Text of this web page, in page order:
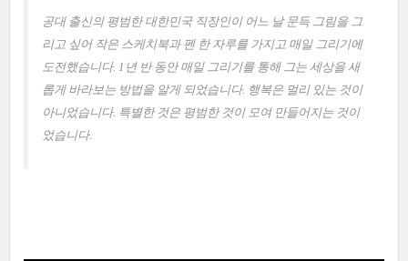
공대 출신의 평범한 대한민국 직장인이 어느 날 문득 그림을 그
리고 싶어 작은 스케치북과 펜 한 자루를 가지고 매일 그리기에
도전했습니다. 1년 반 동안 매일 그리기를 통해 그는 세상을 새
롭게 바라보는 방법을 알게 되었습니다. 행복은 멀리 있는 것이
아니었습니다. 특별한 것은 평범한 것이 모여 만들어지는 것이
었습니다.